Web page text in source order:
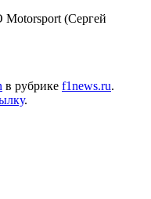
(Сергей
в рубрике f1news.ru.
.